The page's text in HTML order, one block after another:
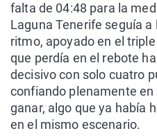
falta de 04:48 para la
Laguna Tenerife seguía a
ritmo, apoyado en el
que perdía en el rebote
decisivo con solo cuatro
confiando plenamente
ganar, algo que ya había
en el mismo escenario.